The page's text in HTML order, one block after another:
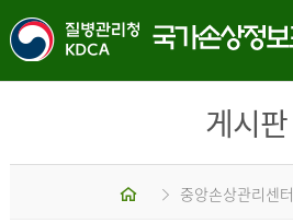
게시판
중앙손상관리센터